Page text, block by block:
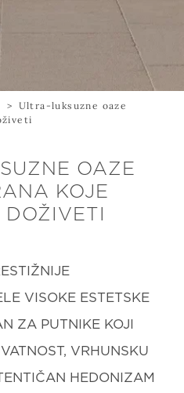
> Ultra-luksuzne oaze
OAZE
KOJE
VISOKE ESTETSKE
ZA PUTNIKE KOJI
VRHUNSKU
HEDONIZAM